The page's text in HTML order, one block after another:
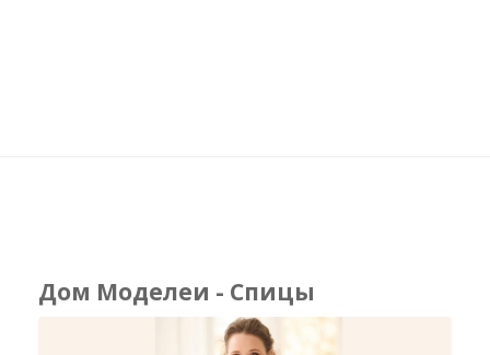
Дом Моделеи - Спицы